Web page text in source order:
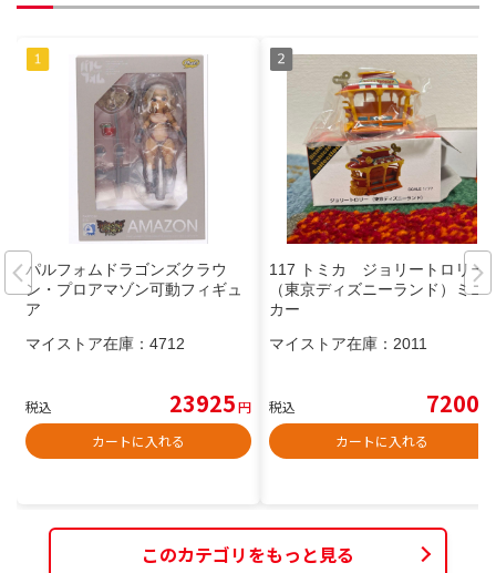
パルフォムドラゴンズクラウ
ン・プロアマゾン可動フィギュ
ア
マイストア在庫： 4712
税込 23925円
カートに入れる
117 トミカ ジョリートロリー
（東京ディズニーランド）ミニ
カー
マイストア在庫： 2011
税込 7200
カートに入れる
このカテゴリをもっと見る